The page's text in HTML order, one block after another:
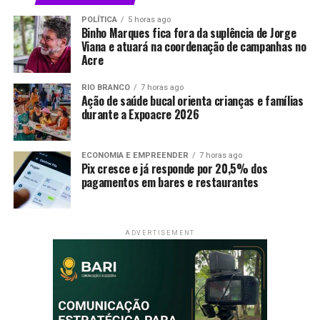
pela conquista de espaço dentro do Poder Legislativo.
Em fevereiro de 2019, Nicolau foi eleito presidente da
Aleac, tornando-se o parlamentar mais jovem a
comandar a Casa. Permaneceu na presidência durante os
biênios 2019–2020 e 2021–2022.
Na legislatura iniciada em 2023, ocupou a primeira-
secretaria da Mesa Diretora durante a presidência do
deputado Luiz Gonzaga. Em fevereiro de 2025, voltou ao
comando da Assembleia após ser escolhido por
unanimidade para presidir a instituição no biênio 2025–
2026. É a terceira vez que exerce a presidência do
O apoio unânime recebido para comandar a Casa
demonstrou sua capacidade de articulação com
parlamentares da base governista e da oposição.
POLÍTICA 5 horas ago
Binho Marques fica fora da suplência de Jorge
Viana e atuará na coordenação de campanhas no
Acre
RIO BRANCO 7 horas ago
Ação de saúde bucal orienta crianças e famílias
durante a Expoacre 2026
ECONOMIA E EMPREENDER 7 horas ago
Pix cresce e já responde por 20,5% dos
pagamentos em bares e restaurantes
ADVERTISEMENT